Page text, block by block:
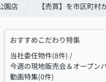
園店 【売買】を市区町村
おすすめこだわり特集
当社委任物件(8件)
今週の現地販売会＆オープン
動画特集(0件)